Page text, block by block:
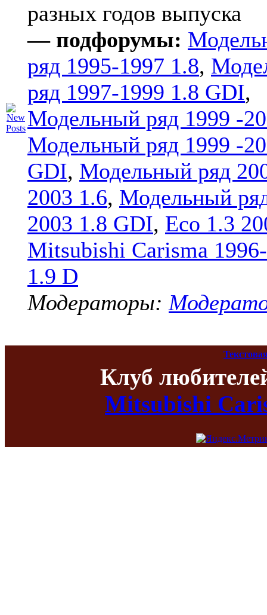
разных годов выпуска
— подфорумы:
ряд 1995-1997 1.8,
ряд 1997-1999 1.8 GDI,
Модельный ряд 1999 -
Модельный ряд 1999 -
GDI, Модельный ряд
2003 1.6, Модельный
2003 1.8 GDI, Eco 1.3
Mitsubishi Carisma
1.9 D
Модераторы:
Клуб
Mitsubishi